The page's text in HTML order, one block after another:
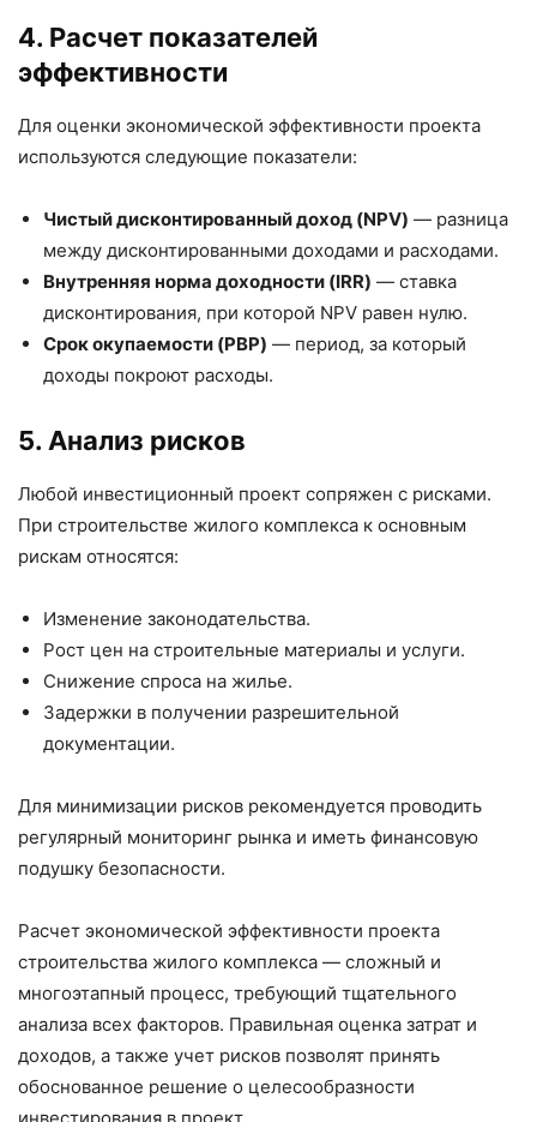
4. Расчет показателей
эффективности
Для оценки экономической эффективности проекта
используются следующие показатели:
Чистый дисконтированный доход (NPV) — разница
между дисконтированными доходами и расходами.
Внутренняя норма доходности (IRR) — ставка
дисконтирования, при которой NPV равен нулю.
Срок окупаемости (PBP) — период, за который
доходы покроют расходы.
5. Анализ рисков
Любой инвестиционный проект сопряжен с рисками.
При строительстве жилого комплекса к основным
рискам относятся:
Изменение законодательства.
Рост цен на строительные материалы и услуги.
Снижение спроса на жилье.
Задержки в получении разрешительной
документации.
Для минимизации рисков рекомендуется проводить
регулярный мониторинг рынка и иметь финансовую
подушку безопасности.
Расчет экономической эффективности проекта
строительства жилого комплекса — сложный и
многоэтапный процесс, требующий тщательного
анализа всех факторов. Правильная оценка затрат и
доходов, а также учет рисков позволят принять
обоснованное решение о целесообразности